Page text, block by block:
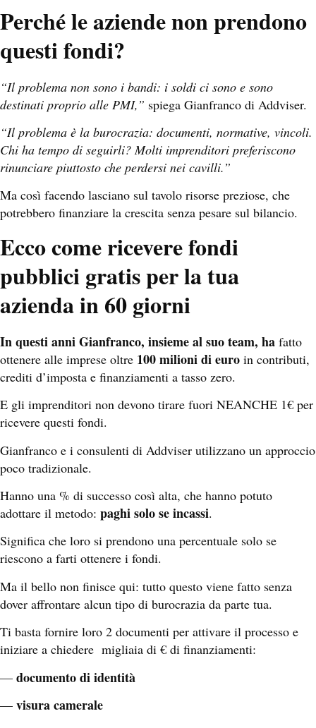
Perché le aziende non prendono
questi fondi?
“Il problema non sono i bandi: i soldi ci sono e sono
destinati proprio alle PMI,” spiega Gianfranco di Addviser.
“Il problema è la burocrazia: documenti, normative, vincoli.
Chi ha tempo di seguirli? Molti imprenditori preferiscono
rinunciare piuttosto che perdersi nei cavilli.”
Ma così facendo lasciano sul tavolo risorse preziose, che
potrebbero finanziare la crescita senza pesare sul bilancio.
Ecco come ricevere fondi
pubblici gratis per la tua
azienda in 60 giorni
In questi anni Gianfranco, insieme al suo team, ha fatto
ottenere alle imprese oltre 100 milioni di euro in contributi,
crediti d’imposta e finanziamenti a tasso zero.
E gli imprenditori non devono tirare fuori NEANCHE 1€ per
ricevere questi fondi.
Gianfranco e i consulenti di Addviser utilizzano un approccio
poco tradizionale.
Hanno una % di successo così alta, che hanno potuto
adottare il metodo: paghi solo se incassi.
Significa che loro si prendono una percentuale solo se
riescono a farti ottenere i fondi.
Ma il bello non finisce qui: tutto questo viene fatto senza
dover affrontare alcun tipo di burocrazia da parte tua.
Ti basta fornire loro 2 documenti per attivare il processo e
iniziare a chiedere migliaia di € di finanziamenti:
— documento di identità
— visura camerale